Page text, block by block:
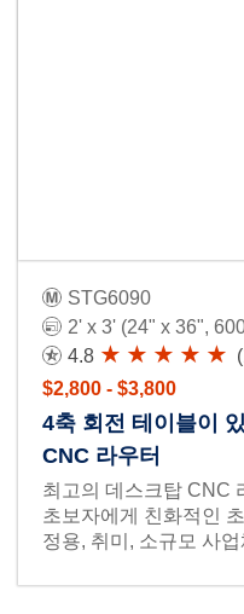
STG6090
2' x 3' (24" x 36",
4.8
$2,800 - $3,800
4축 회전 테이블이
CNC 라우터
최고의 데스크탑 CNC
초보자에게 친화적인
정용, 취미, 소규모 사